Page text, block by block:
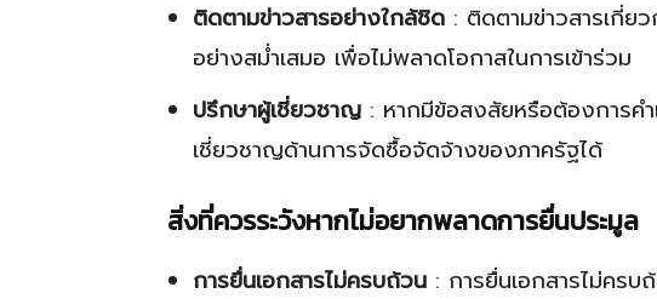
ติดตามข่าวสารอย่างใกล้ชิด : ติดตามข่าวสารเกี่ย
อย่างสม่ำเสมอ เพื่อไม่พลาดโอกาสในการเข้าร่วม
ปรึกษาผู้เชี่ยวชาญ : หากมีข้อสงสัยหรือต้องการค
เชี่ยวชาญด้านการจัดซื้อจัดจ้างของภาครัฐได้
สิ่งที่ควรระวังหากไม่อยากพลาดการยื่นประมูล
การยื่นเอกสารไม่ครบถ้วน : การยื่นเอกสารไม่คร